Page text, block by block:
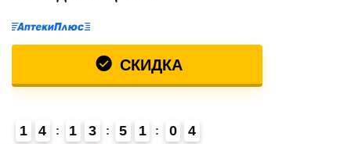
СКИДКА
1
4 1 3 5 1 0 4